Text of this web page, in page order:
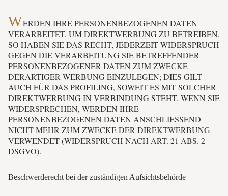
WERDEN IHRE PERSONENBEZOGENEN DATEN
VERARBEITET, UM DIREKTWERBUNG ZU BETREIBEN,
SO HABEN SIE DAS RECHT, JEDERZEIT WIDERSPRUCH
GEGEN DIE VERARBEITUNG SIE BETREFFENDER
PERSONENBEZOGENER DATEN ZUM ZWECKE
DERARTIGER WERBUNG EINZULEGEN; DIES GILT
AUCH FÜR DAS PROFILING, SOWEIT ES MIT SOLCHER
DIREKTWERBUNG IN VERBINDUNG STEHT. WENN SIE
WIDERSPRECHEN, WERDEN IHRE
PERSONENBEZOGENEN DATEN ANSCHLIESSEND
NICHT MEHR ZUM ZWECKE DER DIREKTWERBUNG
VERWENDET (WIDERSPRUCH NACH ART. 21 ABS. 2
DSGVO).
Beschwerde­recht bei der zuständigen Aufsichts­behörde